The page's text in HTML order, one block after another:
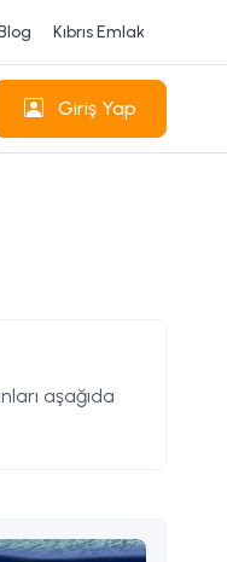
Kıbrıs Emlak
Giriş Yap
aşağıda